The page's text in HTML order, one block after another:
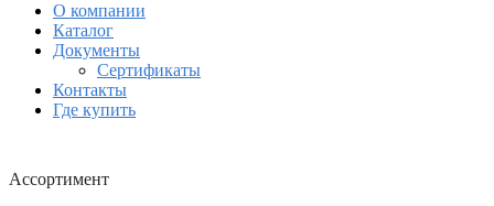
О компании
Каталог
Документы
Сертификаты
Контакты
Где купить
Ассортимент